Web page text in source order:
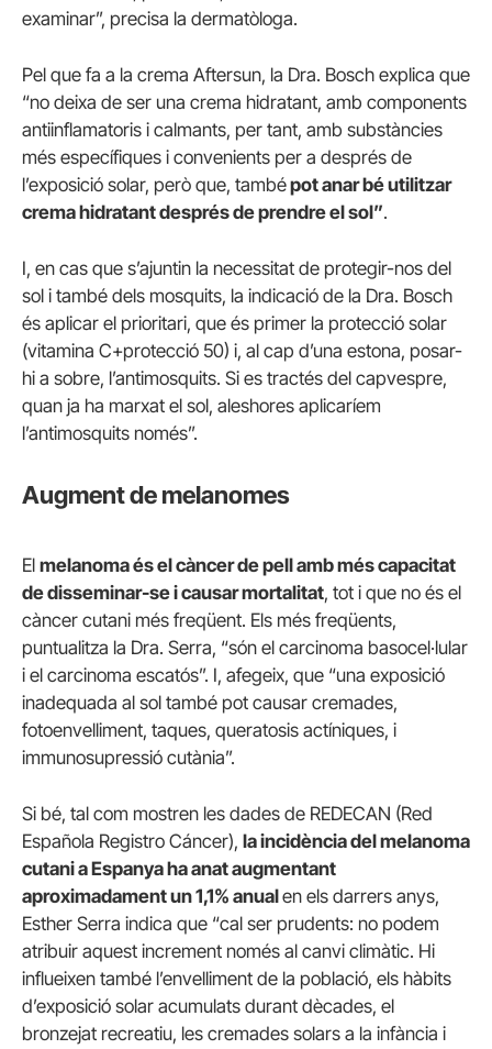
examinar”, precisa la dermatòloga.
Pel que fa a la crema Aftersun, la Dra. Bosch explica que
“no deixa de ser una crema hidratant, amb components
antiinflamatoris i calmants, per tant, amb substàncies
més específiques i convenients per a després de
l’exposició solar, però que, tambépot anar bé utilitzar
crema hidratant després de prendre el sol”.
I, en cas que s’ajuntin la necessitat de protegir-nos del
sol i també dels mosquits, la indicació de la Dra. Bosch
és aplicar el prioritari, que és primer la protecció solar
(vitamina C+protecció 50) i, al cap d’una estona, posar-
hi a sobre, l’antimosquits. Si es tractés del capvespre,
quan ja ha marxat el sol, aleshores aplicaríem
l’antimosquits només”.
Augment de melanomes
El melanoma és el càncer de pell amb més capacitat
de disseminar-se i causar mortalitat, tot i que no és el
càncer cutani més freqüent. Els més freqüents,
puntualitza la Dra. Serra, “són el carcinoma basocel·lular
i el carcinoma escatós”. I, afegeix, que “una exposició
inadequada al sol també pot causar cremades,
fotoenvelliment, taques, queratosis actíniques, i
immunosupressió cutània”.
Si bé, tal com mostren les dades de REDECAN (Red
Española Registro Cáncer), la incidència del melanoma
cutani a Espanya ha anat augmentant
aproximadament un 1,1% anualen els darrers anys,
Esther Serra indica que “cal ser prudents: no podem
atribuir aquest increment només al canvi climàtic. Hi
influeixen també l’envelliment de la població, els hàbits
d’exposició solar acumulats durant dècades, el
bronzejat recreatiu, les cremades solars a la infància i